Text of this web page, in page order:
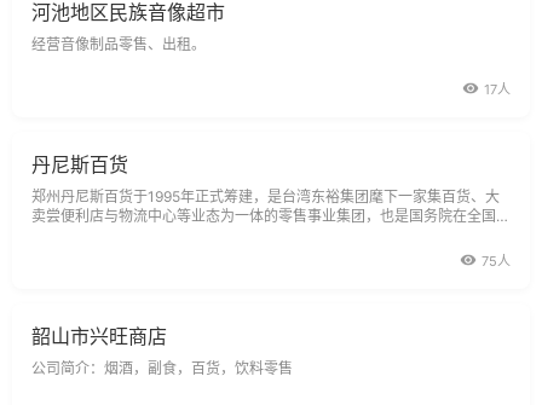
河池地区民族音像超市
经营音像制品零售、出租。
17人
丹尼斯百货
郑州丹尼斯百货于1995年正式筹建，是台湾东裕集团麾下一家集百货、大
卖尝便利店与物流中心等业态为一体的零售事业集团，也是国务院在全国范
州市人民路2号，成立于1997年，是台湾东宇集团麾下的一家集百货，大卖
75人
韶山市兴旺商店
公司简介：烟酒，副食，百货，饮料零售